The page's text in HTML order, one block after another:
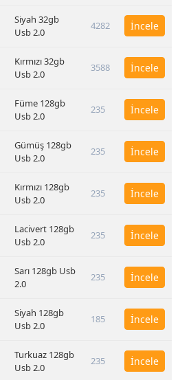
Siyah 32gb
Usb 2.0
4282 İncele
Kırmızı 32gb
Usb 2.0
3588 İncele
Füme 128gb
Usb 2.0
235 İncele
Gümüş 128gb
Usb 2.0
235 İncele
Kırmızı 128gb
Usb 2.0
235 İncele
Lacivert 128gb
Usb 2.0
235 İncele
Sarı 128gb Usb
2.0
235 İncele
Siyah 128gb
Usb 2.0
185 İncele
Turkuaz 128gb
Usb 2.0
235 İncele